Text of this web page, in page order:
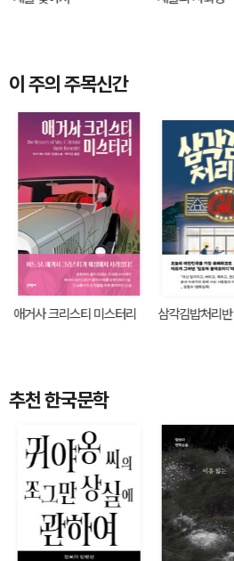
이 주의 주목신간
애거사 크리스티 미스터리 삼각김밥처리반
추천 한국문학